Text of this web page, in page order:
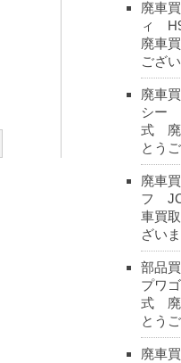
廃車
ィ
廃車
ござ
廃車
シー
式 廃
とう
廃車
フ
車買
ざい
部品
プワ
式 廃
とう
廃車